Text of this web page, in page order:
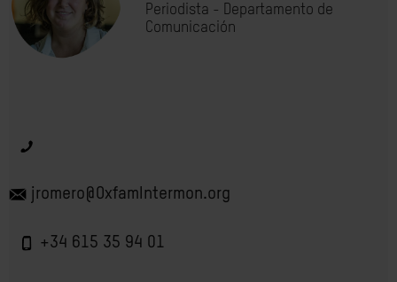
Periodista - Departamento de
Comunicación
jromero@OxfamIntermon.org
+34 615 35 94 01